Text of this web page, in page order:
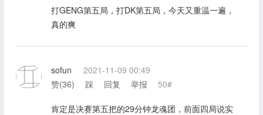
打GENG第五局，打DK第五局，今天又重温一遍，
真的爽
sofun
2021-11-09 00:49
赞(36) 踩 回复 举报 50#
肯定是决赛第五把的29分钟龙魂团，前面四局说实